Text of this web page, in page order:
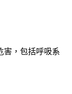
害，包括呼吸系